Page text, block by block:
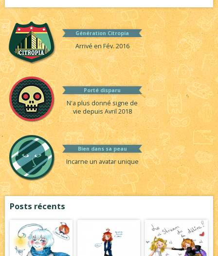
Génération Citropia
Arrivé en Fév. 2016
Porté disparu
N'a plus donné signe de
vie depuis Avril 2018
Bien dans sa peau
Incarne un avatar unique
Posts récents